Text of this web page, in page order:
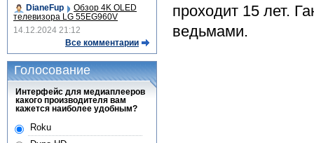
проходит 15 лет.
ведьмами.
DianeFup
Обзор 4K OLED
телевизора LG 55EG960V
14.12.2024 21:12
Все комментарии
Голосование
Интерфейс для медиаплееров
какого производителя вам
кажется наиболее удобным?
Roku